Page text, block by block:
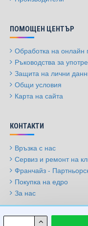
ПОМОЩЕН ЦЕНТЪР
Обработка на онлайн
Ръководства за
Защита на лични
Общи условия
Карта на сайта
КОНТАКТИ
Връзка с нас
Сервиз и ремонт на
Франчайз -
Покупка на едро
За нас
© 2009-2026,